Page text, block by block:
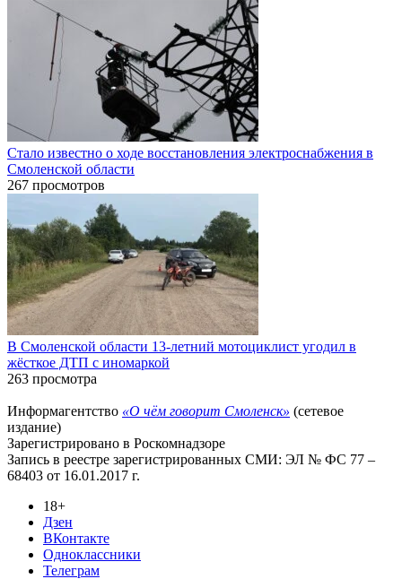
Стало известно о ходе восстановления электроснабжения в
Смоленской области
267 просмотров
В Смоленской области 13-летний мотоциклист угодил в
жёсткое ДТП с иномаркой
263 просмотра
Информагентство «О чём говорит Смоленск» (сетевое
издание)
Зарегистрировано в Роскомнадзоре
Запись в реестре зарегистрированных СМИ: ЭЛ № ФС 77 –
68403 от 16.01.2017 г.
18+
Дзен
ВКонтакте
Одноклассники
Телеграм